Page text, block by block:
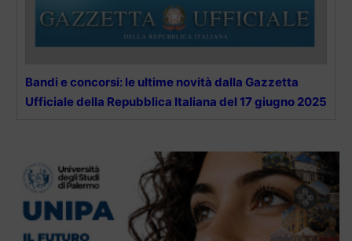
Bandi e concorsi: le ultime novità dalla Gazzetta
Ufficiale della Repubblica Italiana del 17 giugno 2025